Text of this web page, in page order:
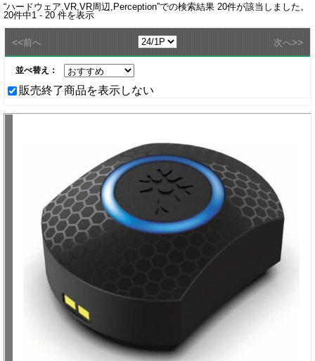
“ハードウェア,VR,VR周辺,Perception”での検索結果 20件が該当しました。
20件中1 - 20 件を表示
<<前へ 次へ>>
並べ替え：
販売終了商品を表示しない